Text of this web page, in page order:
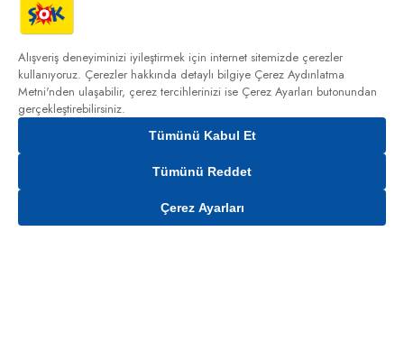
Sepete Ekle
Alışveriş deneyiminizi iyileştirmek için internet sitemizde çerezler
kullanıyoruz. Çerezler hakkında detaylı bilgiye Çerez Aydınlatma
Metni'nden ulaşabilir, çerez tercihlerinizi ise Çerez Ayarları butonundan
gerçekleştirebilirsiniz.
Tümünü Kabul Et
Tümünü Reddet
Çerez Ayarları